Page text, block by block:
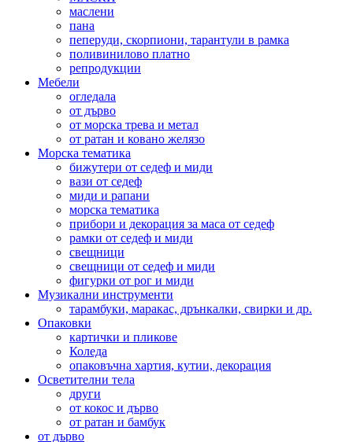
маслени
пана
пеперуди, скорпиони, тарантули в рамка
поливинилово платно
репродукции
Мебели
огледала
от дърво
от морска трева и метал
от ратан и ковано желязо
Морска тематика
бижутери от седеф и миди
вази от седеф
миди и рапани
морска тематика
прибори и декорация за маса от седеф
рамки от седеф и миди
свещници
свещници от седеф и миди
фигурки от рог и миди
Музикални инструменти
тарамбуки, маракас, дрънкалки, свирки и др.
Опаковки
картички и пликове
Коледа
опаковъчна хартия, кутии, декорация
Осветителни тела
други
от кокос и дърво
от ратан и бамбук
от дърво